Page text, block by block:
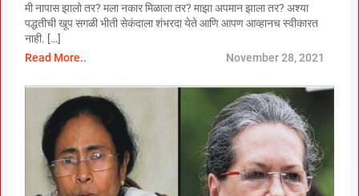
मी नापास झालो तर? मला नकार मिळाला तर? माझा अपमान झाला तर? अश्या
पद्धतीची खूप सगळी भीती सेकंदाला शंभरदा येते आणि आपण आव्हानच स्वीकारत
नाही. […]
Read More..
November 28, 2021